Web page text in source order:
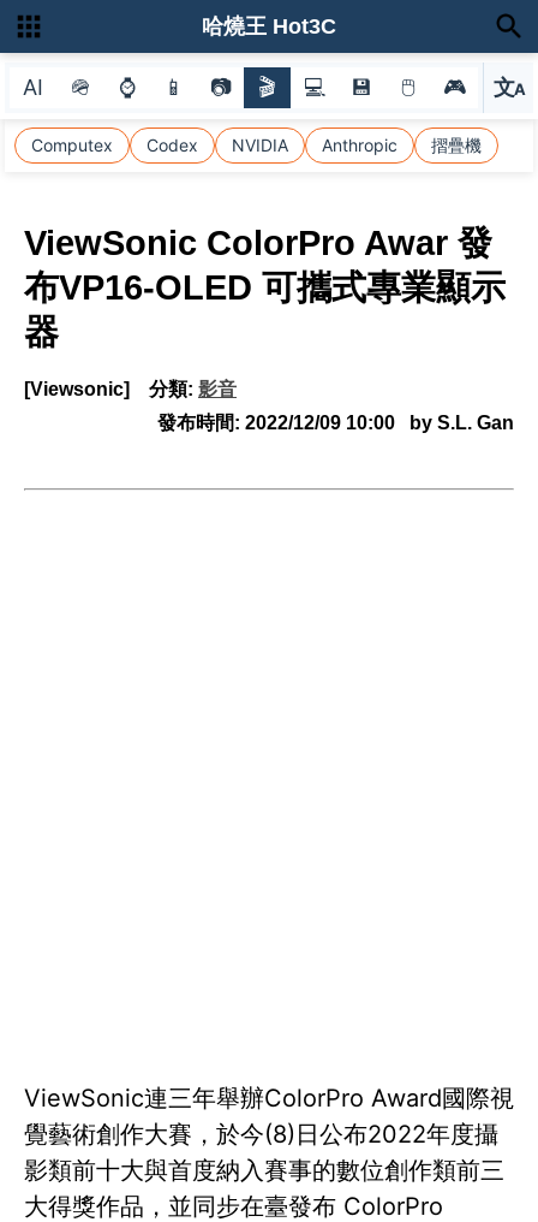
AI 🪖 ⌚ 📱 📷 🎬 💻 💾 🖱 🎮 文A
選
Computex Codex NVIDIA Anthropic 摺疊機
哈燒王 Hot3C
ViewSonic ColorPro Awar 發
布VP16-OLED 可攜式專業顯示
器
[Viewsonic] 分類: 影音
發布時間: 2022/12/09 10:00 by S.L. Gan
ViewSonic連三年舉辦ColorPro Award國際視
覺藝術創作大賽，於今(8)日公布2022年度攝
影類前十大與首度納入賽事的數位創作類前三
大得獎作品，並同步在臺發布 ColorPro